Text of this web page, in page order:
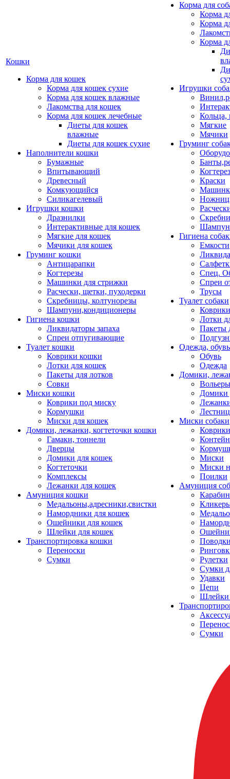
Кошки
Корма для кошек
Корма для кошек сухие
Корма для кошек влажные
Лакомства для кошек
Корма для кошек лечебные
Диеты для кошек
влажные
Диеты для кошек сухие
Наполнители кошки
Бумажные
Впитывающий
Древесный
Комкующийся
Силикагелевый
Игрушки кошки
Дразнилки
Интерактивные для кошек
Мягкие для кошек
Мячики для кошек
Груминг кошки
Антицарапки
Когтерезы
Машинки для стрижки
Расчески, щетки, пуходерки
Скребницы, колтунорезы
Шампуни,кондиционеры
Гигиена кошки
Ликвидаторы запаха
Спреи отпугивающие
Туалет кошки
Коврики кошки
Лотки для кошек
Пакеты для лотков
Совки
Миски кошки
Коврики под миску
Кормушки
Миски для кошек
Домики, лежанки, когтеточки кошки
Гамаки, тоннели
Дверцы
Домики для кошек
Когтеточки
Комплексы
Лежанки для кошек
Амуниция кошки
Медальоны,адресники,свистки
Намордники для кошек
Ошейники для кошек
Шлейки для кошек
Транспортировка кошки
Переноски
Сумки
Корма для
Корма
Корма
Корма
Игрушки
Кольца,
Мягкие
Мячики
Груминг
Краски
Гигиена
Емкости
Спец.
Спреи
Трусы
Туалет собаки
Коврики
Лотки
Пакеты
Одежда, обувь
Обувь
Одежда
Домики,
Домики
Миски собаки
Миски
Миски
Поилки
Амуниция
Рулетки
Сумки
Удавки
Цепи
Шлейки
Сумки